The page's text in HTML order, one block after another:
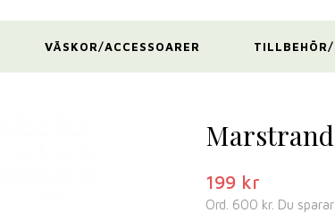
VÄSKOR/ACCESSOARER
199 kr
Ord. 600 kr. Du sparar